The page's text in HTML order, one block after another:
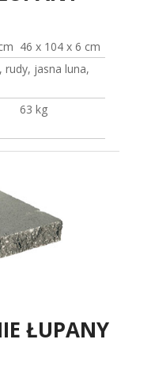
46 x 104 x 6 cm
rudy, jasna luna,
63 kg
ŁUPANY